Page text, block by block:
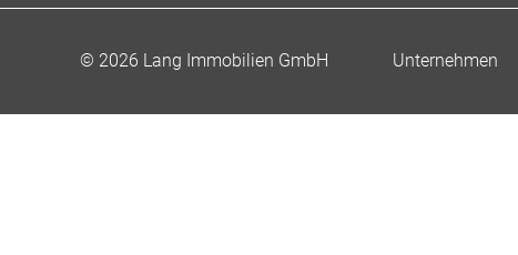
© 2026 Lang Immobilien GmbH Unternehmen